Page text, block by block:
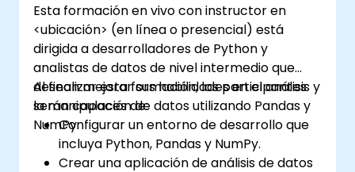
Esta formación en vivo con instructor en
<ubicación> (en línea o presencial) está
dirigida a desarrolladores de Python y
analistas de datos de nivel intermedio que
desean mejorar sus habilidades en el análisis y
la manipulación de datos utilizando Pandas y
NumPy.
Al finalizar esta formación, los participantes
serán capaces de:
Configurar un entorno de desarrollo que
incluya Python, Pandas y NumPy.
Crear una aplicación de análisis de datos